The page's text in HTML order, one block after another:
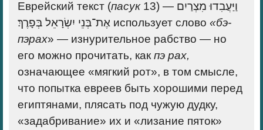
Еврейский текст (пасук13) — וַיַּעֲבִדוּ מִצְרַיִם
אֶת־בְּנֵי יִשְׂרָאֵל בְּפָרֶךְ׃ использует слово «бэ-
пэрах» — изнурительное рабство — но
его можно прочитать, как пэ рах,
означающее «мягкий рот», в том смысле,
что попытка евреев быть хорошими перед
египтянами, плясать под чужую дудку,
«задабривание» их и «лизание пяток»